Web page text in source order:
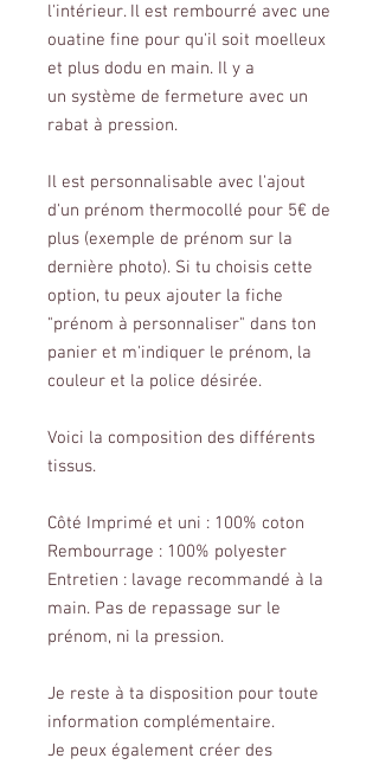
l'intérieur. Il est rembourré avec une
ouatine fine pour qu'il soit moelleux
et plus dodu en main. Il y a
un système de fermeture avec un
rabat à pression.
Il est personnalisable avec l'ajout
d'un prénom thermocollé pour 5€ de
plus (exemple de prénom sur la
dernière photo). Si tu choisis cette
option, tu peux ajouter la fiche
"prénom à personnaliser" dans ton
panier et m'indiquer le prénom, la
couleur et la police désirée.
Voici la composition des différents
tissus.
Côté Imprimé et uni : 100% coton
Rembourrage : 100% polyester
Entretien : lavage recommandé à la
main. Pas de repassage sur le
prénom, ni la pression.
Je reste à ta disposition pour toute
information complémentaire.
Je peux également créer des